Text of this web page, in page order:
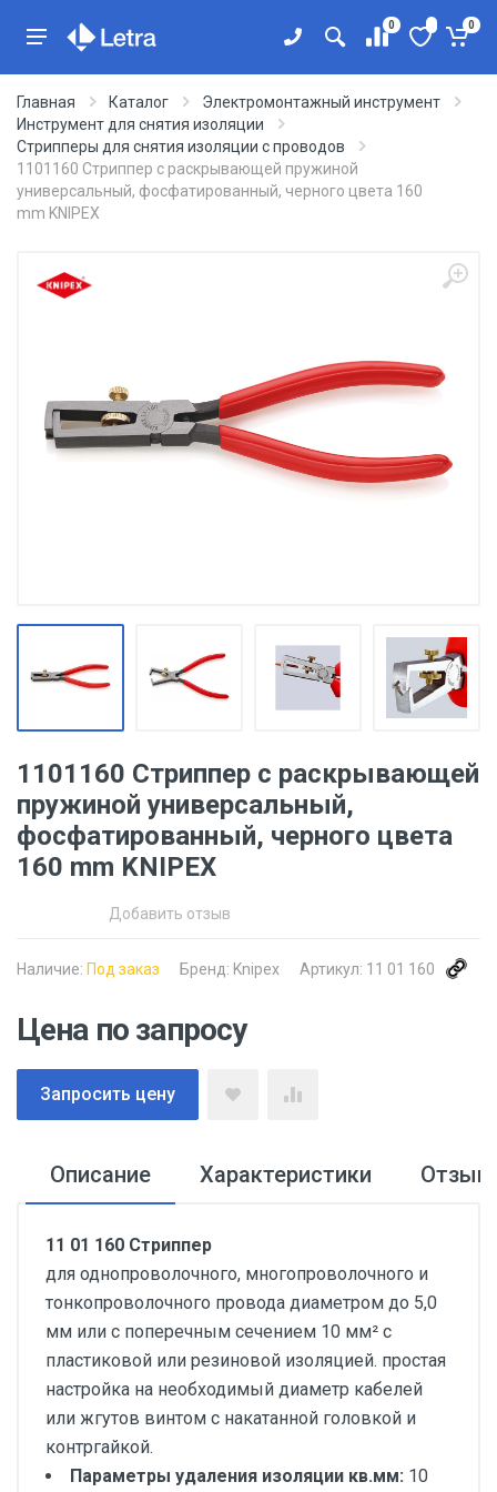
0 0
Главная Каталог
Электромонтажный инструмент
Инструмент для снятия изоляции
Стрипперы для снятия изоляции с проводов
1101160 Стриппер с раскрывающей пружиной
универсальный, фосфатированный, черного цвета 160
mm KNIPEX
1101160 Стриппер с раскрывающей
пружиной универсальный,
фосфатированный, черного цвета
160 mm KNIPEX
Добавить отзыв
Наличие: Под заказ Бренд: Knipex Артикул: 11 01 160
Цена по запросу
Запросить цену
Описание Характеристики
11 01 160 Стриппер
для однопроволочного, многопроволочного и
тонкопроволочного провода диаметром до 5,0
мм или с поперечным сечением 10 мм² с
пластиковой или резиновой изоляцией. простая
настройка на необходимый диаметр кабелей
или жгутов винтом с накатанной головкой и
контргайкой.
Параметры удаления изоляции кв.мм: 10